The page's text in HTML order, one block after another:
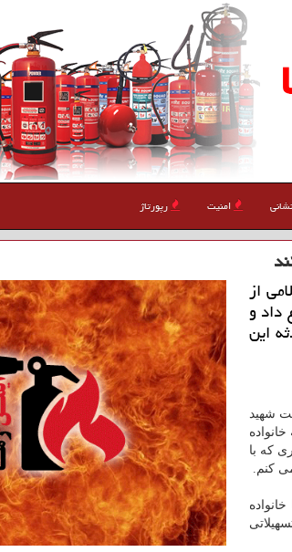
امنیت رپورتاژ
از
داد و
این
شهید
كه با
كنم.